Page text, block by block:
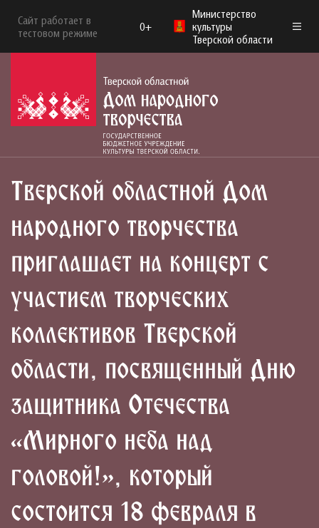
Сайт работает в
тестовом режиме
0+
Министерство
культуры
Тверской области
Тверской областной Дом
народного творчества
приглашает на концерт с
участием творческих
коллективов Тверской
области, посвященный Дню
защитника Отечества
«Мирного неба над
головой!», который
состоится 18 февраля в